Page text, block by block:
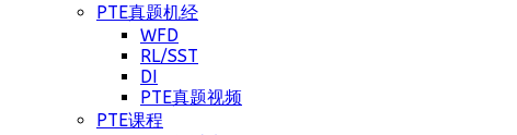
PTE真题机经
WFD
RL/SST
DI
PTE真题视频
PTE课程